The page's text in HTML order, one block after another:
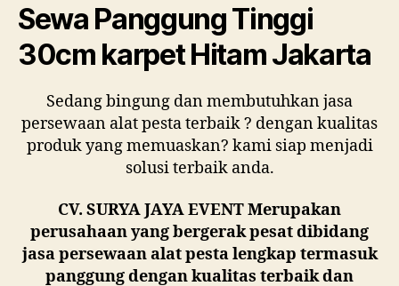
30cm
karpet
Hitam
Sewa Panggung Tinggi
30cm karpet Hitam Jakarta
Sedang bingung dan membutuhkan jasa
persewaan alat pesta terbaik ? dengan kualitas
produk yang memuaskan? kami siap menjadi
solusi terbaik anda.
CV. SURYA JAYA EVENT Merupakan
perusahaan yang bergerak pesat dibidang
jasa persewaan alat pesta lengkap termasuk
panggung dengan kualitas terbaik dan